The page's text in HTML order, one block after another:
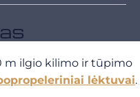
m ilgio kilimo ir tūpimo
lėktuvai.